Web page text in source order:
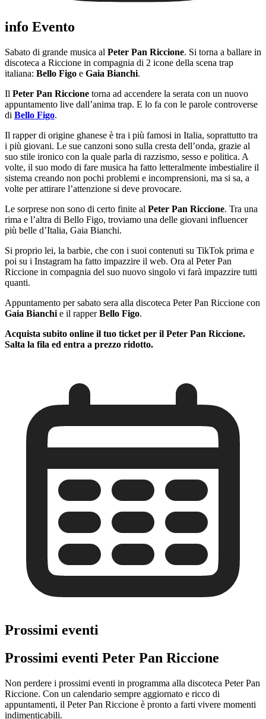
info Evento
Sabato di grande musica al Peter Pan Riccione. Si torna a ballare in
discoteca a Riccione in compagnia di 2 icone della scena trap
italiana: Bello Figo e Gaia Bianchi.
Il Peter Pan Riccione torna ad accendere la serata con un nuovo
appuntamento live dall’anima trap. E lo fa con le parole controverse
di Bello Figo.
Il rapper di origine ghanese è tra i più famosi in Italia, soprattutto tra
i più giovani. Le sue canzoni sono sulla cresta dell’onda, grazie al
suo stile ironico con la quale parla di razzismo, sesso e politica. A
volte, il suo modo di fare musica ha fatto letteralmente imbestialire il
sistema creando non pochi problemi e incomprensioni, ma si sa, a
volte per attirare l’attenzione si deve provocare.
Le sorprese non sono di certo finite al Peter Pan Riccione. Tra una
rima e l’altra di Bello Figo, troviamo una delle giovani influencer
più belle d’Italia, Gaia Bianchi.
Si proprio lei, la barbie, che con i suoi contenuti su TikTok prima e
poi su i Instagram ha fatto impazzire il web. Ora al Peter Pan
Riccione in compagnia del suo nuovo singolo vi farà impazzire tutti
quanti.
Appuntamento per sabato sera alla discoteca Peter Pan Riccione con
Gaia Bianchi e il rapperBello Figo.
Acquista subito online il tuo ticket per il Peter Pan Riccione.
Salta la fila ed entra a prezzo ridotto.
Prossimi eventi
Prossimi eventi Peter Pan Riccione
Non perdere i prossimi eventi in programma alla discoteca Peter Pan
Riccione. Con un calendario sempre aggiornato e ricco di
appuntamenti, il Peter Pan Riccione è pronto a farti vivere momenti
indimenticabili.